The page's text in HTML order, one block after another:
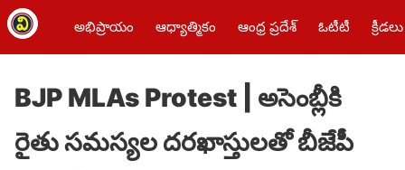
అభిప్రాయం ఆధ్యాత్మికం ఆంధ్ర ప్రదేశ్ ఓటీటీ క్రీడలు
BJP MLAs Protest | అసెంబ్లీకి
రైతు సమస్యల దరఖాస్తులతో బీజేపీ